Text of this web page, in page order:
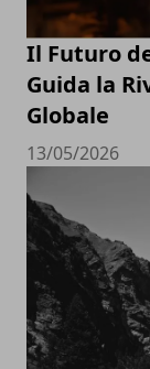
Il Futuro
Guida la
Globale
13/05/2026